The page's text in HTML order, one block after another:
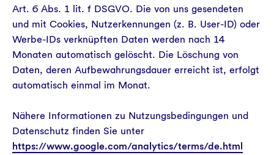
Art. 6 Abs. 1 lit. f DSGVO. Die von uns gesendeten
und mit Cookies, Nutzerkennungen (z. B. User-ID) oder
Werbe-IDs verknüpften Daten werden nach 14
Monaten automatisch gelöscht. Die Löschung von
Daten, deren Aufbewahrungsdauer erreicht ist, erfolgt
automatisch einmal im Monat.
Nähere Informationen zu Nutzungsbedingungen und
Datenschutz finden Sie unter
https://www.google.com/analytics/terms/de.html